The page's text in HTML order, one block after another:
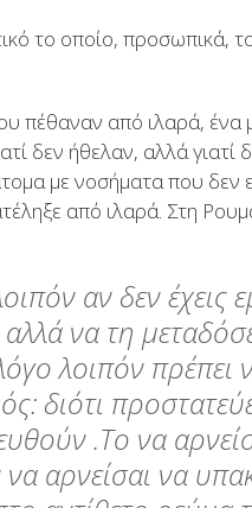
το οποίο, προσωπικά,
πέθαναν από ιλαρά,
δεν ήθελαν, αλλά
με νοσήματα που δεν
από ιλαρά. Στη
αν δεν έχεις
να τη
λοιπόν πρέπει
διότι
.Το να
να αρνείσαι να